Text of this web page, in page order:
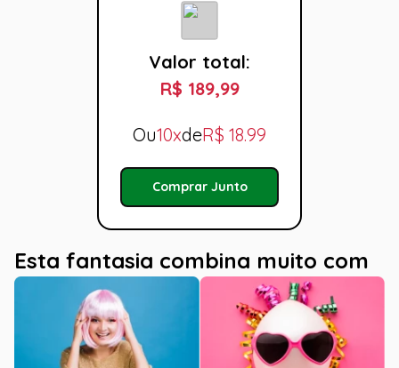
Valor total:
R$ 189,99
Ou10xdeR$ 18.99
Comprar Junto
Esta fantasia combina muito com